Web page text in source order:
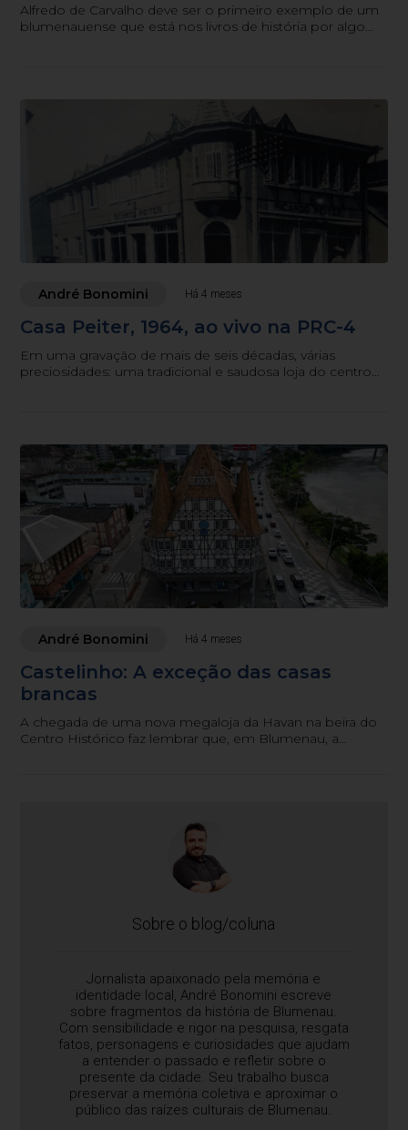
Alfredo de Carvalho deve ser o primeiro exemplo de um
blumenauense que está nos livros de história por algo
André Bonomini Há 4 meses
Casa Peiter, 1964, ao vivo na PRC-4
Em uma gravação de mais de seis décadas, várias
preciosidades: uma tradicional e saudosa loja do centro
André Bonomini Há 4 meses
Castelinho: A exceção das casas
brancas
A chegada de uma nova megaloja da Havan na beira do
Centro Histórico faz lembrar que, em Blumenau, a
Sobre o blog/coluna
Jornalista apaixonado pela memória e
identidade local, André Bonomini escreve
sobre fragmentos da história de Blumenau.
Com sensibilidade e rigor na pesquisa, resgata
fatos, personagens e curiosidades que ajudam
a entender o passado e refletir sobre o
presente da cidade. Seu trabalho busca
preservar a memória coletiva e aproximar o
público das raízes culturais de Blumenau.